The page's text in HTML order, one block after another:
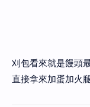
刈包看來就是饅頭
直接拿來加蛋加火